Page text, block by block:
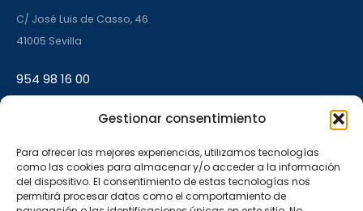
Gestionar consentimiento
Para ofrecer las mejores experiencias, utilizamos tecnologías
como las cookies para almacenar y/o acceder a la información
del dispositivo. El consentimiento de estas tecnologías nos
permitirá procesar datos como el comportamiento de
C/ José Luis de Casso, 46
41005 Sevilla
954 98 16 00
L–V 9:00–14:00 · 17:00–20:00
OFICINA AMATE
C/ Carlos Marx, 16, Bloque 6, Local A